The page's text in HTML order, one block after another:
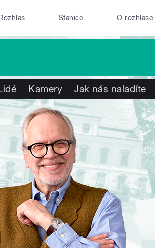
Stanice O rozhlase
Kamery Jak nás naladíte